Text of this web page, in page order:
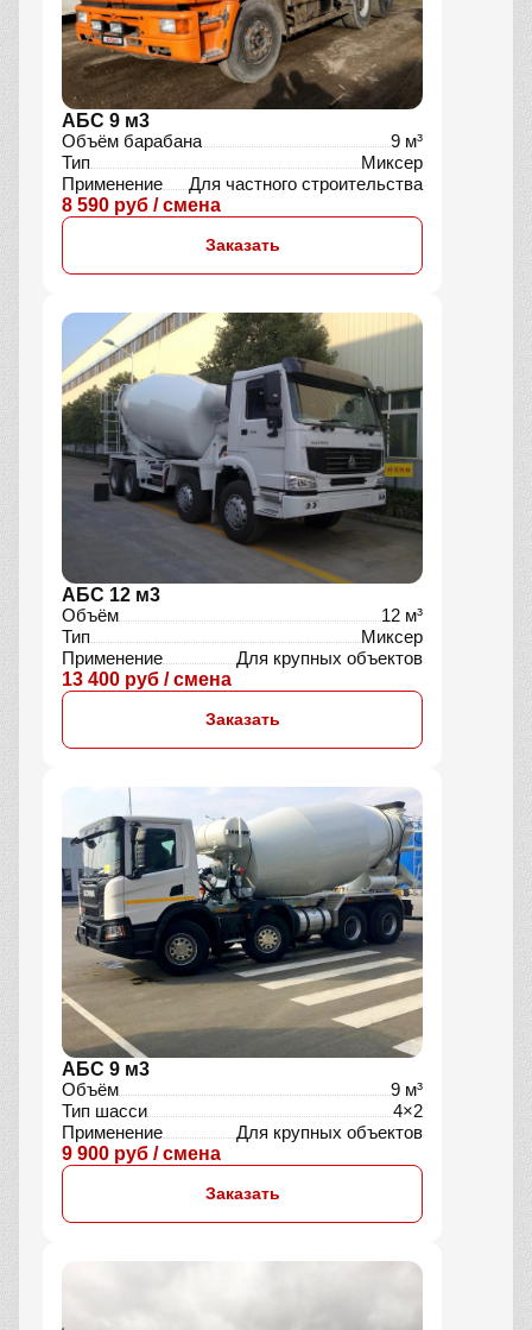
АБС 9 м3
Объём барабана
9 м³
Тип
Миксер
Применение
Для частного строительства
8 590 руб / смена
Заказать
АБС 12 м3
Объём
12 м³
Тип
Миксер
Применение
Для крупных объектов
13 400 руб / смена
Заказать
АБС 9 м3
Объём
9 м³
Тип шасси
4×2
Применение
Для крупных объектов
9 900 руб / смена
Заказать